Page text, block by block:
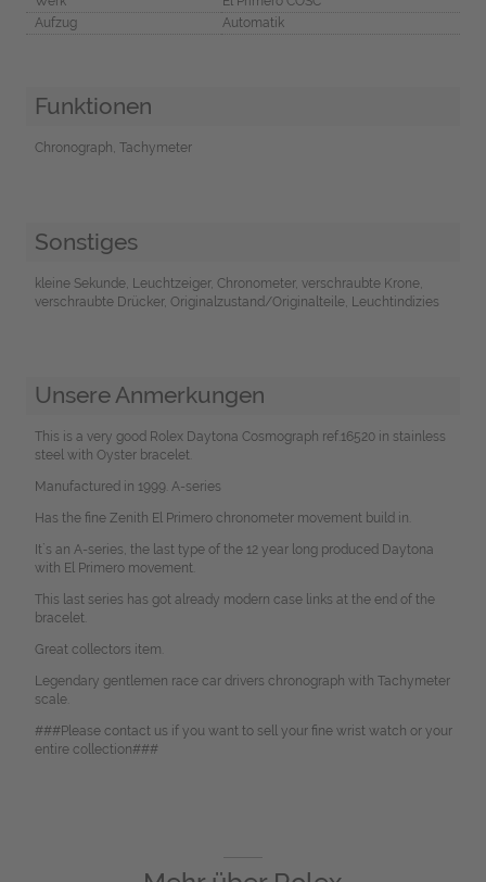
Aufzug
Automatik
Funktionen
Chronograph, Tachymeter
Sonstiges
kleine Sekunde, Leuchtzeiger, Chronometer, verschraubte Krone,
verschraubte Drücker, Originalzustand/Originalteile, Leuchtindizies
Unsere Anmerkungen
This is a very good Rolex Daytona Cosmograph ref.16520 in stainless
steel with Oyster bracelet.
Manufactured in 1999. A-series
Has the fine Zenith El Primero chronometer movement build in.
It`s an A-series, the last type of the 12 year long produced Daytona
with El Primero movement.
This last series has got already modern case links at the end of the
bracelet.
Great collectors item.
Legendary gentlemen race car drivers chronograph with Tachymeter
scale.
###Please contact us if you want to sell your fine wrist watch or your
entire collection###